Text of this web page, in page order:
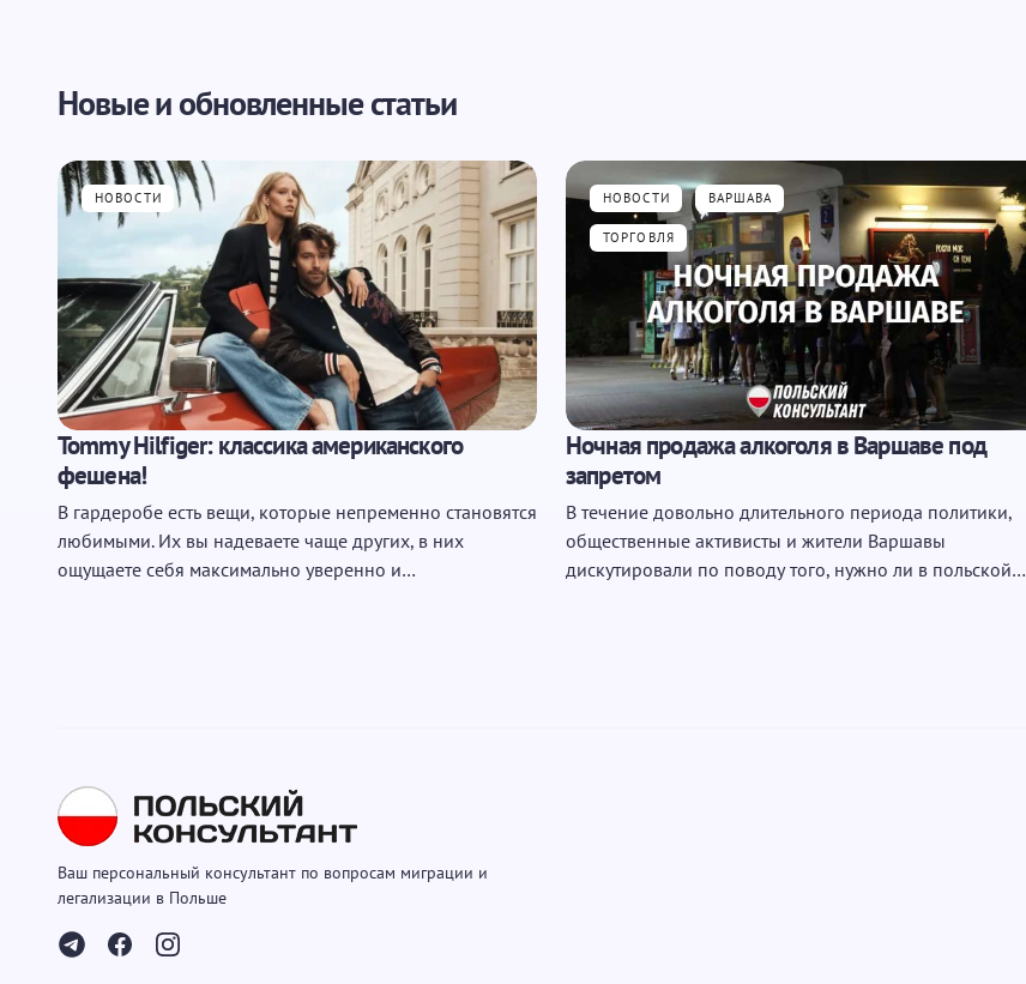
Новые и обновленные статьи
НОВОСТИ
Tommy Hilfiger: классика американского
фешена!
В гардеробе есть вещи, которые непременно становятся
любимыми. Их вы надеваете чаще других, в них
ощущаете себя максимально уверенно и…
НОВОСТИ ВАРШАВА
ТОРГОВЛЯ
Ночная продажа алкоголя в Варшаве под
запретом
В течение довольно длительного периода политики,
общественные активисты и жители Варшавы
дискутировали по поводу того, нужно ли в польской…
Ваш персональный консультант по вопросам миграции и
легализации в Польше